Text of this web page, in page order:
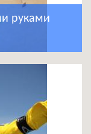
руками